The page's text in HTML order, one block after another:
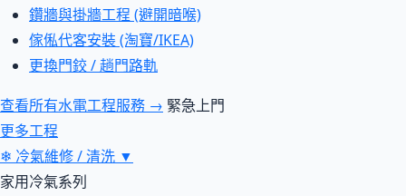
鑽牆與掛牆工程 (避開暗喉)
傢俬代客安裝 (淘寶/IKEA)
更換門鉸 / 趟門路軌
查看所有水電工程服務 → 緊急上門
更多工程
❄ 冷氣維修 / 清洗 ▼
家用冷氣系列